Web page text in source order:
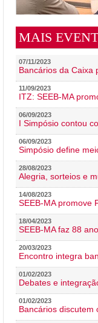
MAIS
07/11/2023
Bancários da Caixa
11/09/2023
ITZ: SEEB-MA
06/09/2023
I Simpósio contou
06/09/2023
Simpósio define
28/08/2023
Alegria, sorteios e
14/08/2023
SEEB-MA promove
18/04/2023
SEEB-MA faz 88
20/03/2023
Encontro integra
01/02/2023
Debates e
01/02/2023
Bancários discutem